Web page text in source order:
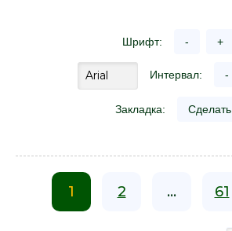
Шрифт: - +
Интервал: -
Закладка: Сделать
1 2 ... 61